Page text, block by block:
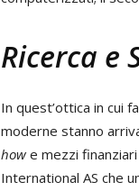
Ricerca e
In quest’ottica in cui
moderne stanno
how e mezzi
International AS che